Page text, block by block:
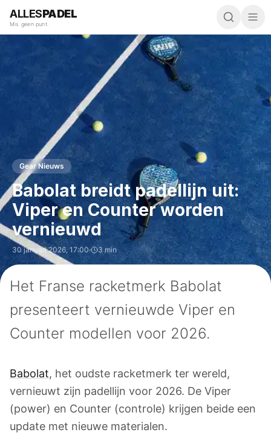
ALLESPADEL
Mis geen punt.
Gear Nieuws
Babolat breidt padellijn uit:
Viper en Counter worden
vernieuwd
30 januari 2026, 17:00· 3 min
Het Franse racketmerk Babolat
presenteert vernieuwde Viper en
Counter modellen voor 2026.
Babolat, het oudste racketmerk ter wereld,
vernieuwt zijn padellijn voor 2026. De Viper
(power) en Counter (controle) krijgen beide een
update met nieuwe materialen.